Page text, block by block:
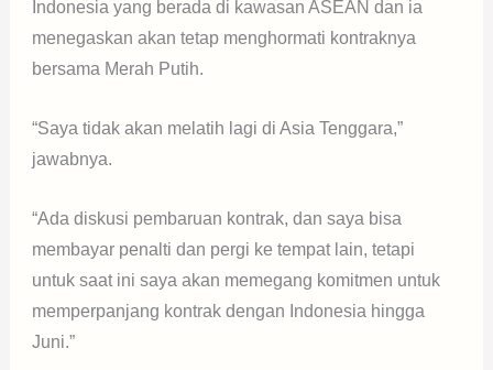
Indonesia yang berada di kawasan ASEAN dan ia
menegaskan akan tetap menghormati kontraknya
bersama Merah Putih.
“Saya tidak akan melatih lagi di Asia Tenggara,”
jawabnya.
“Ada diskusi pembaruan kontrak, dan saya bisa
membayar penalti dan pergi ke tempat lain, tetapi
untuk saat ini saya akan memegang komitmen untuk
memperpanjang kontrak dengan Indonesia hingga
Juni.”